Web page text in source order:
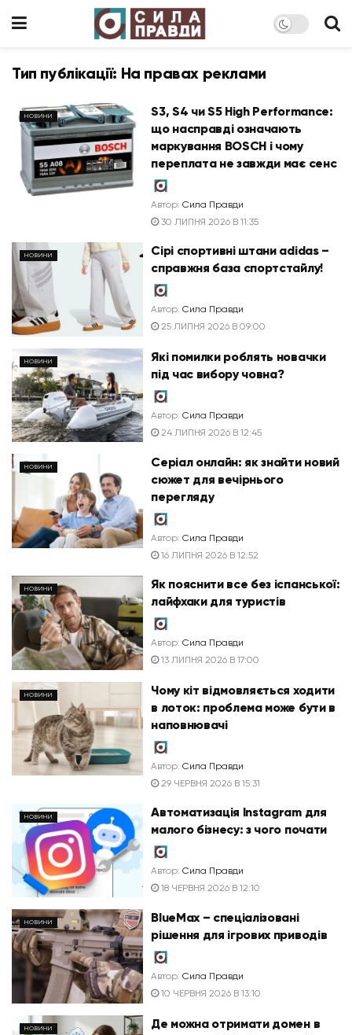
Тип публікації: На правах реклами
НОВИНИ
S3, S4 чи S5 High Performance:
що насправді означають
маркування BOSCH і чому
переплата не завжди має сенс
Автор: Сила Правди
30 ЛИПНЯ 2026 В 11:35
НОВИНИ
Сірі спортивні штани adidas –
справжня база спортстайлу!
Автор: Сила Правди
25 ЛИПНЯ 2026 В 09:00
НОВИНИ
Які помилки роблять новачки
під час вибору човна?
Автор: Сила Правди
24 ЛИПНЯ 2026 В 12:45
НОВИНИ
Серіал онлайн: як знайти новий
сюжет для вечірнього
перегляду
Автор: Сила Правди
16 ЛИПНЯ 2026 В 12:52
НОВИНИ
Як пояснити все без іспанської:
лайфхаки для туристів
Автор: Сила Правди
13 ЛИПНЯ 2026 В 17:00
НОВИНИ
Чому кіт відмовляється ходити
в лоток: проблема може бути в
наповнювачі
Автор: Сила Правди
29 ЧЕРВНЯ 2026 В 15:31
НОВИНИ
Автоматизація Instagram для
малого бізнесу: з чого почати
Автор: Сила Правди
18 ЧЕРВНЯ 2026 В 12:10
НОВИНИ
BlueMax – спеціалізовані
рішення для ігрових приводів
Автор: Сила Правди
10 ЧЕРВНЯ 2026 В 13:10
НОВИНИ
Де можна отримати домен в